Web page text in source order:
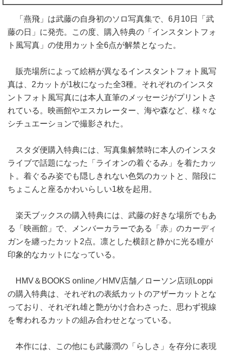
「燕飛」は武藤の自身初のソロ写真集で、6月10日「武
藤の日」に発売。この度、購入特典の「インスタントフォ
ト風写真」の使用カット全6点が解禁となった。
販売場所によって絵柄が異なるインスタントフォト風写
真は、2カットが1枚になった全3種。それぞれのインスタ
ントフォト風写真には本人直筆のメッセージがプリントさ
れている。映画館やエスカレーター、海や森など、様々な
シチュエーションで撮影された。
スタダ便購入特典には、写真集解禁時に本人のインスタ
ライブで話題になった「ライオンの着ぐるみ」を着たカッ
ト。着ぐるみ姿でも隠しきれない色気のカットと、階段に
ちょこんと座るかわいらしい1枚を起用。
楽天ブックスの購入特典には、武藤の好きな場所でもあ
る「映画館」で、メンバーカラーである「赤」のカーディ
ガンを纏ったカット2点。凛とした横顔と静かに光る瞳が
印象的なカットになっている。
HMV＆BOOKS online／HMV店舗／ローソン店頭Loppi
の購入特典は、それぞれの表紙カットのアザーカットとな
っており、それぞれ雄と艶がかけ合わさった、思わず視線
を奪われるカットの組み合わせとなっている。
本作には、この他にも武藤潤の「らしさ」を存分に表現